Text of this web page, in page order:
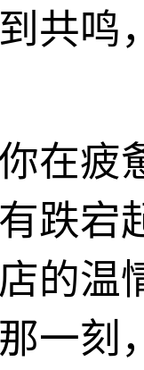
共鸣
在疲
跌宕
的温
一刻